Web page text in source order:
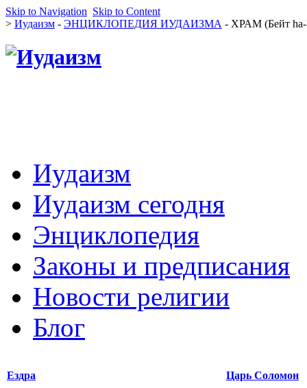
Skip to Navigation Skip to Content
> Иудаизм - ЭНЦИКЛОПЕДИЯ ИУДАИЗМА - ХРАМ (Бейт
Иудаизм
Иудаизм сегодня
Энциклопедия
Законы и предписания
Новости религии
Блог
Ездра Царь Соломон